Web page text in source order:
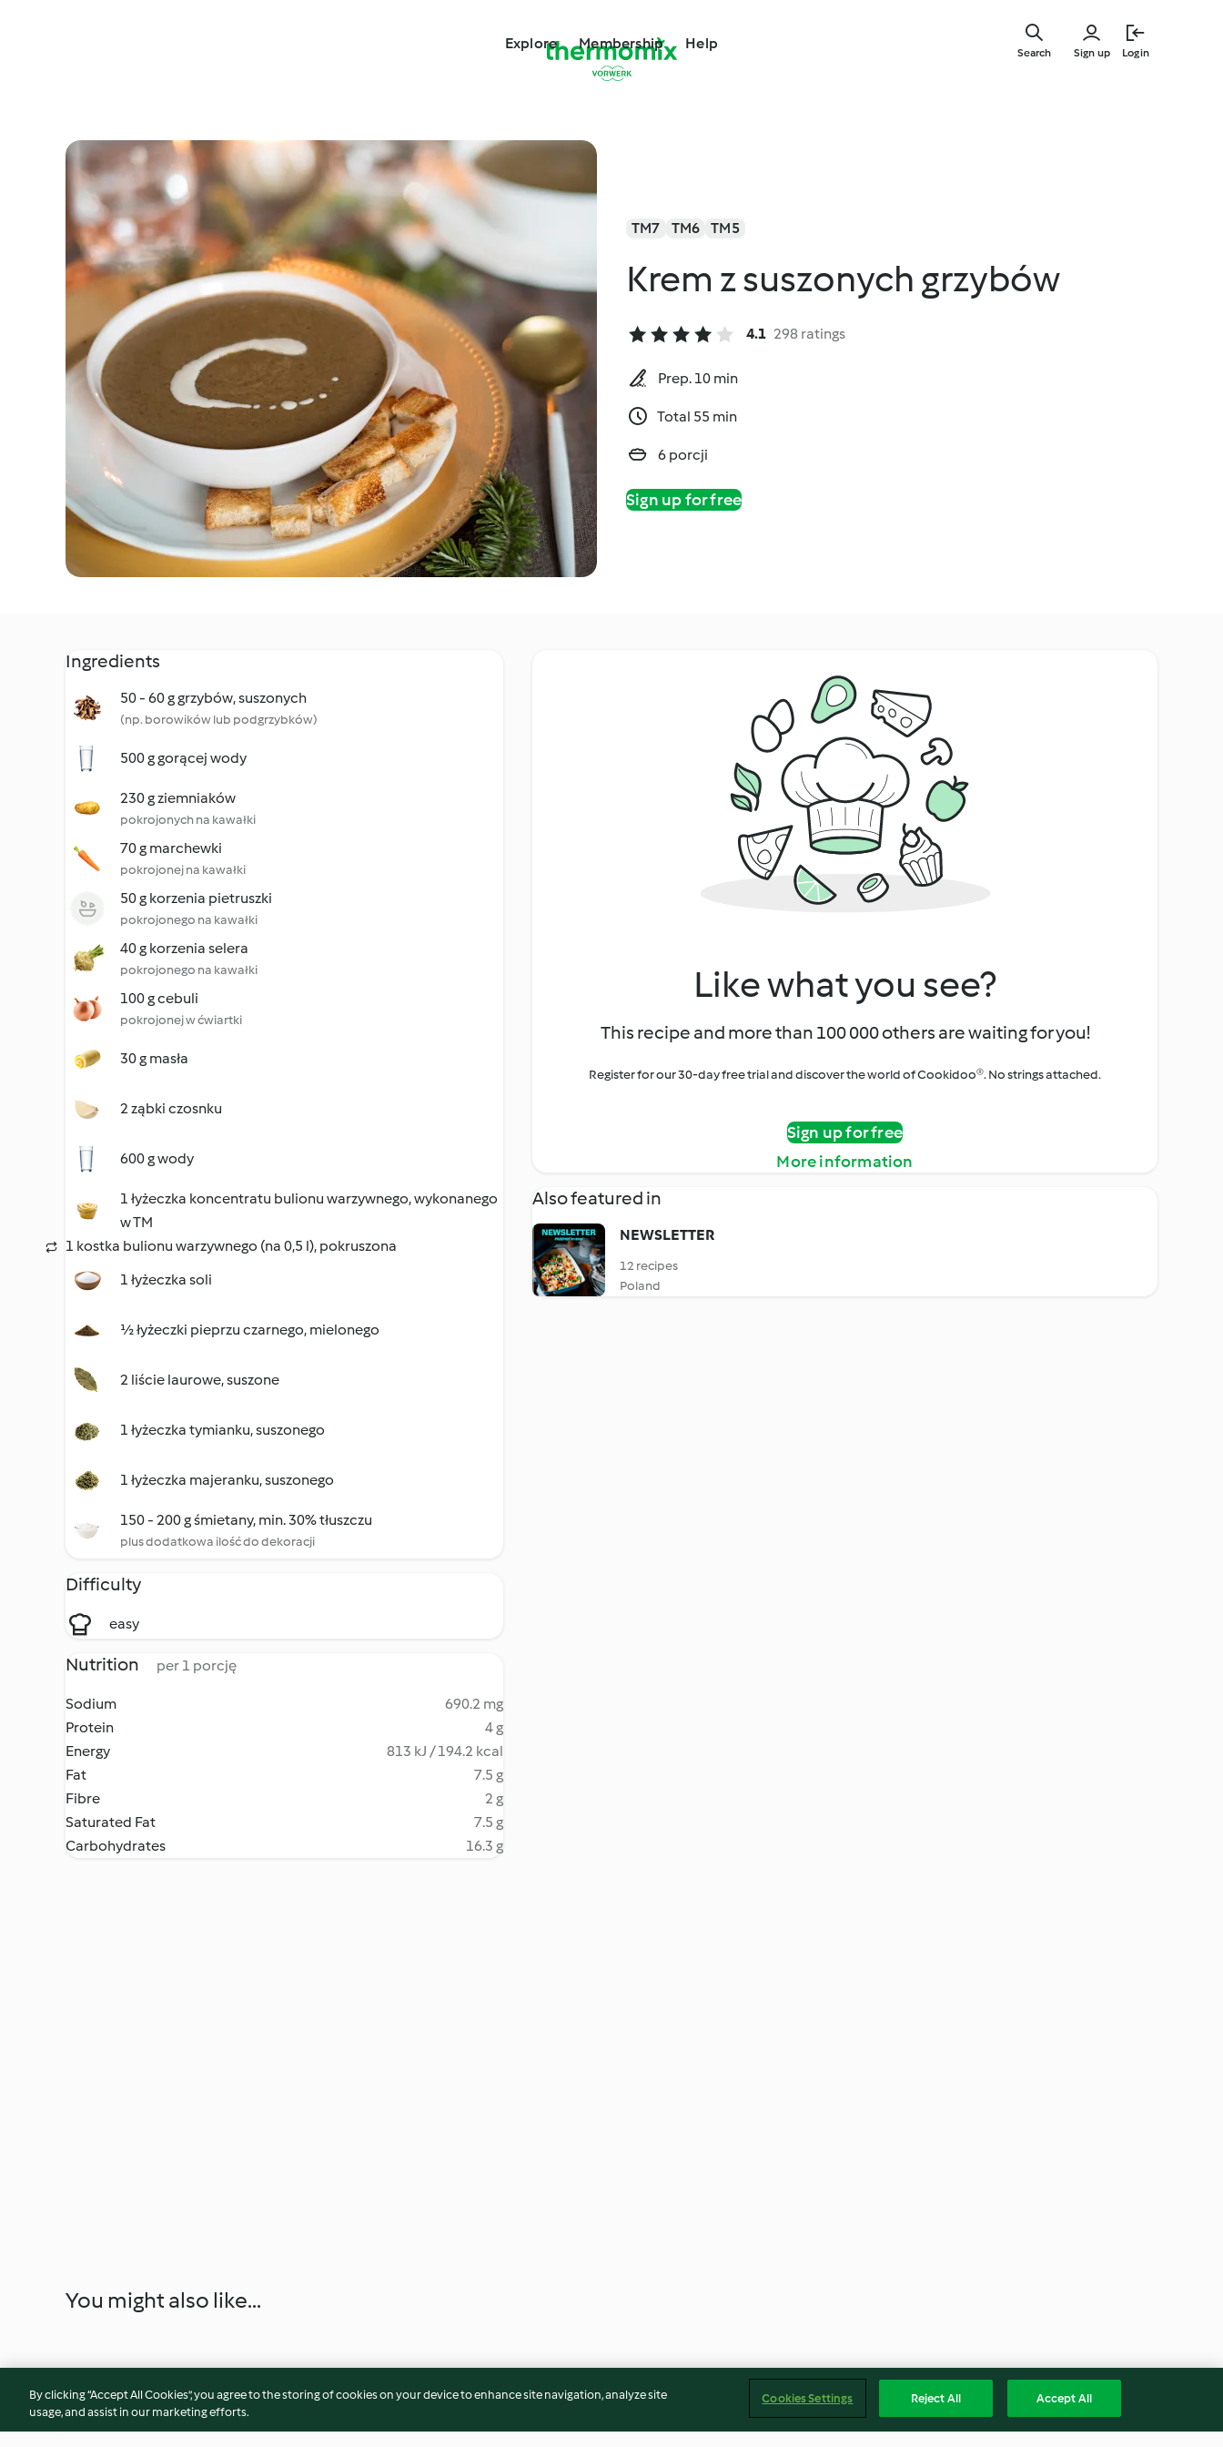
Explore Membership Help
Sign up Login
Search
TM7 TM6 TM5
Krem z suszonych grzybów
4.1 298 ratings
Prep. 10 min
Total 55 min
6 porcji
Sign up for free
Ingredients
50 - 60 g grzybów, suszonych
(np. borowików lub podgrzybków)
500 g gorącej wody
230 g ziemniaków
pokrojonych na kawałki
70 g marchewki
pokrojonej na kawałki
50 g korzenia pietruszki
pokrojonego na kawałki
40 g korzenia selera
pokrojonego na kawałki
100 g cebuli
pokrojonej w ćwiartki
30 g masła
2 ząbki czosnku
600 g wody
1 łyżeczka koncentratu bulionu warzywnego, wykonanego
w TM
1 kostka bulionu warzywnego (na 0,5 l), pokruszona
1 łyżeczka soli
½ łyżeczki pieprzu czarnego, mielonego
2 liście laurowe, suszone
1 łyżeczka tymianku, suszonego
1 łyżeczka majeranku, suszonego
150 - 200 g śmietany, min. 30% tłuszczu
plus dodatkowa ilość do dekoracji
Difficulty
easy
Nutrition per 1 porcję
Sodium
690.2 mg
Protein
4 g
Energy
813 kJ / 194.2 kcal
Fat
7.5 g
Fibre
2 g
Saturated Fat
7.5 g
Carbohydrates
16.3 g
Like what you see?
This recipe and more than 100 000 others are waiting for you!
Register for our 30-day free trial and discover the world of Cookidoo®. No strings attached.
Sign up for free
More information
Also featured in
NEWSLETTER
12 recipes
Poland
You might also like...
By clicking “Accept All Cookies”, you agree to the storing of cookies on your device to enhance site navigation, analyze site
usage, and assist in our marketing efforts.
Cookies Settings Reject All Accept All